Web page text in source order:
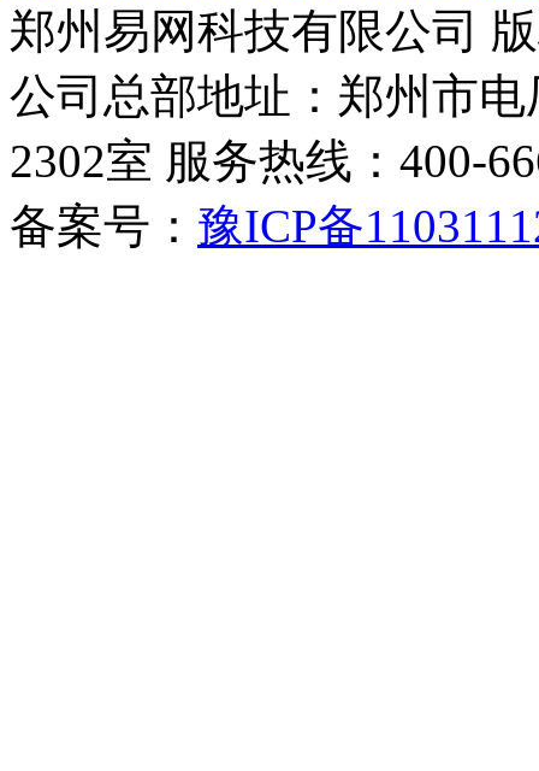
郑州易网科技有限公司
公司总部地址：郑州市
2302室 服务热线：400-
备案号： 豫ICP备